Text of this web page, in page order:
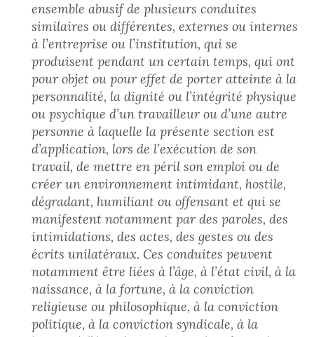
ensemble abusif de plusieurs conduites
similaires ou différentes, externes ou internes
à l’entreprise ou l’institution, qui se
produisent pendant un certain temps, qui ont
pour objet ou pour effet de porter atteinte à la
personnalité, la dignité ou l’intégrité physique
ou psychique d’un travailleur ou d’une autre
personne à laquelle la présente section est
d’application, lors de l’exécution de son
travail, de mettre en péril son emploi ou de
créer un environnement intimidant, hostile,
dégradant, humiliant ou offensant et qui se
manifestent notamment par des paroles, des
intimidations, des actes, des gestes ou des
écrits unilatéraux. Ces conduites peuvent
notamment être liées à l’âge, à l’état civil, à la
naissance, à la fortune, à la conviction
religieuse ou philosophique, à la conviction
politique, à la conviction syndicale, à la